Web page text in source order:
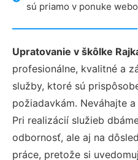
sú priamo v ponuke
Upratovanie v škôlke
profesionálne, kvalitné a
služby, ktoré sú
požiadavkám. Neváhajte
Pri realizácií služieb
odbornosť, ale aj na
práce, pretože si